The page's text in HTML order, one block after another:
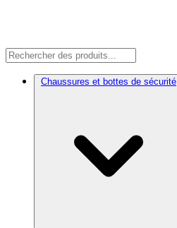
Chaussures et bottes de sécurité